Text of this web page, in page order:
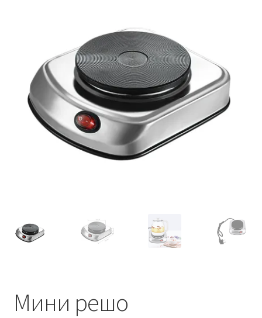
Рекламации и замена на производ
Сите производи
Услови за користење
Мини решо